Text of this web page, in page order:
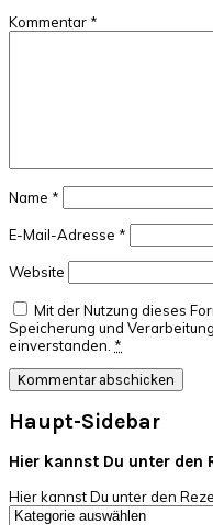
Kommentar *
Name *
E-Mail-Adresse *
Website
Mit der Nutzung dieses
Speicherung und
einverstanden. *
Haupt-Sidebar
Hier kannst Du unter den
Hier kannst Du unter den